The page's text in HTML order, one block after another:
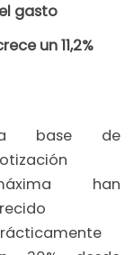
gasto
un 11,2%
base de
han